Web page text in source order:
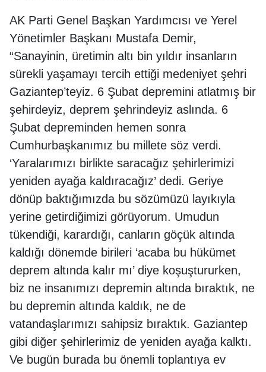
AK Parti Genel Başkan Yardımcısı ve Yerel
Yönetimler Başkanı Mustafa Demir,
“Sanayinin, üretimin altı bin yıldır insanların
sürekli yaşamayı tercih ettiği medeniyet şehri
Gaziantep’teyiz. 6 Şubat depremini atlatmış bir
şehirdeyiz, deprem şehrindeyiz aslında. 6
Şubat depreminden hemen sonra
Cumhurbaşkanımız bu millete söz verdi.
‘Yaralarımızı birlikte saracağız şehirlerimizi
yeniden ayağa kaldıracağız’ dedi. Geriye
dönüp baktığımızda bu sözümüzü layıkıyla
yerine getirdiğimizi görüyorum. Umudun
tükendiği, karardığı, canların göçük altında
kaldığı dönemde birileri ‘acaba bu hükümet
deprem altında kalır mı’ diye koşuştururken,
biz ne insanımızı depremin altında bıraktık, ne
bu depremin altında kaldık, ne de
vatandaşlarımızı sahipsiz bıraktık. Gaziantep
gibi diğer şehirlerimiz de yeniden ayağa kalktı.
Ve bugün burada bu önemli toplantıya ev